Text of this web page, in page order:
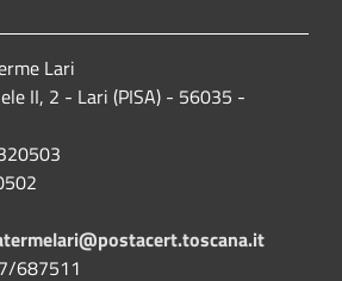
Lari
II, 2 - Lari (PISA) - 56035 -
687511